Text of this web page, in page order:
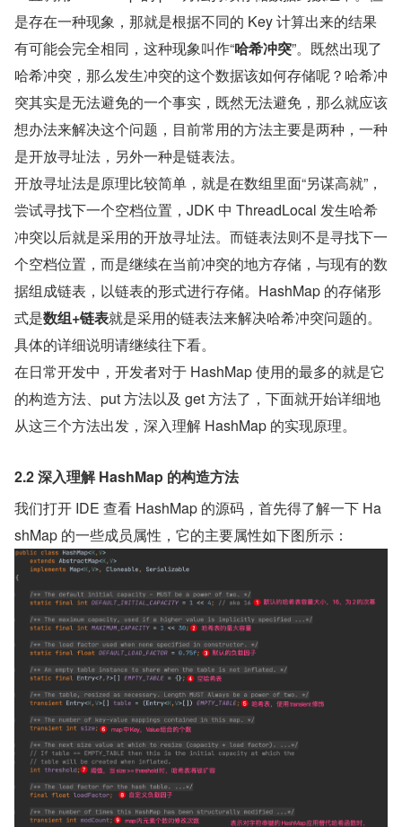
是存在一种现象，那就是根据不同的 Key 计算出来的结果
有可能会完全相同，这种现象叫作“哈希冲突”。既然出现了
哈希冲突，那么发生冲突的这个数据该如何存储呢？哈希冲
突其实是无法避免的一个事实，既然无法避免，那么就应该
想办法来解决这个问题，目前常用的方法主要是两种，一种
是开放寻址法，另外一种是链表法。
开放寻址法是原理比较简单，就是在数组里面“另谋高就”，
尝试寻找下一个空档位置，JDK 中 ThreadLocal 发生哈希
冲突以后就是采用的开放寻址法。而链表法则不是寻找下一
个空档位置，而是继续在当前冲突的地方存储，与现有的数
据组成链表，以链表的形式进行存储。HashMap 的存储形
式是数组+链表就是采用的链表法来解决哈希冲突问题的。
具体的详细说明请继续往下看。
在日常开发中，开发者对于 HashMap 使用的最多的就是它
的构造方法、put 方法以及 get 方法了，下面就开始详细地
从这三个方法出发，深入理解 HashMap 的实现原理。
2.2 深入理解 HashMap 的构造方法
我们打开 IDE 查看 HashMap 的源码，首先得了解一下 Ha
shMap 的一些成员属性，它的主要属性如下图所示：